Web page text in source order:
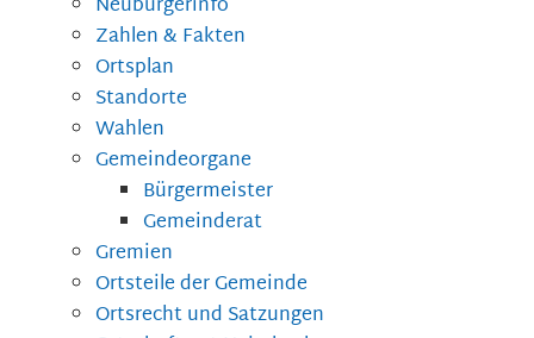
Neubürgerinfo
Zahlen & Fakten
Ortsplan
Standorte
Wahlen
Gemeindeorgane
Bürgermeister
Gemeinderat
Gremien
Ortsteile der Gemeinde
Ortsrecht und Satzungen